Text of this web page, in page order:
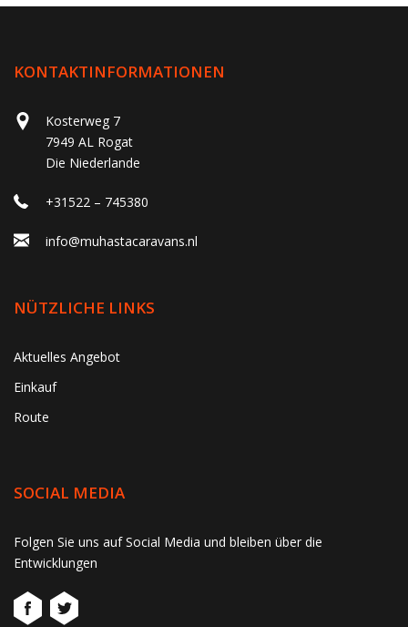
KONTAKTINFORMATIONEN
Kosterweg 7
7949 AL Rogat
Die Niederlande
+31522 – 745380
info@muhastacaravans.nl
NÜTZLICHE LINKS
Aktuelles Angebot
Einkauf
Route
SOCIAL MEDIA
Folgen Sie uns auf Social Media und bleiben über die
Entwicklungen
gtag('consent', 'update', function() { window.dataLayer =
window.dataLayer || []; window.dataLayer.push({ 'event':